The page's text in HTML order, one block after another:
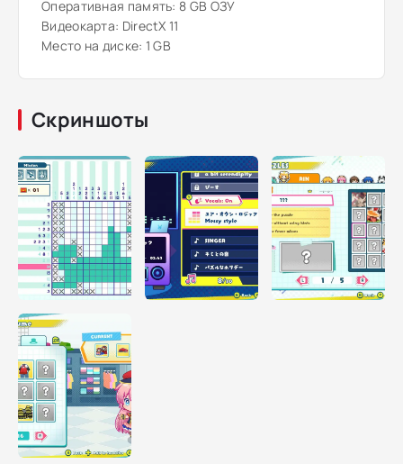
Оперативная память: 8 GB ОЗУ
Видеокарта: DirectX 11
Место на диске: 1 GB
Скриншоты